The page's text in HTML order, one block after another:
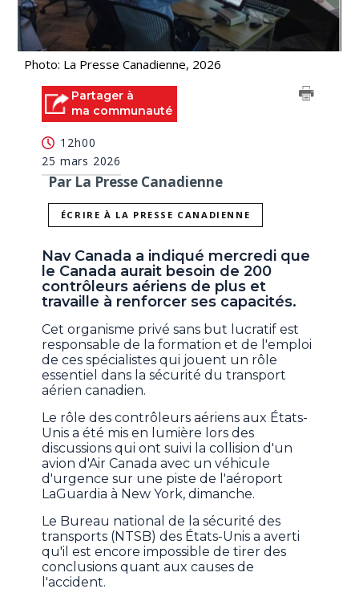
Photo: La Presse Canadienne, 2026
Partager à
ma communauté
12h00
25 mars 2026
Par La Presse Canadienne
ÉCRIRE À LA PRESSE CANADIENNE
Nav Canada a indiqué mercredi que
le Canada aurait besoin de 200
contrôleurs aériens de plus et
travaille à renforcer ses capacités.
Cet organisme privé sans but lucratif est
responsable de la formation et de l'emploi
de ces spécialistes qui jouent un rôle
essentiel dans la sécurité du transport
aérien canadien.
Le rôle des contrôleurs aériens aux États-
Unis a été mis en lumière lors des
discussions qui ont suivi la collision d'un
avion d'Air Canada avec un véhicule
d'urgence sur une piste de l'aéroport
LaGuardia à New York, dimanche.
Le Bureau national de la sécurité des
transports (NTSB) des États-Unis a averti
qu'il est encore impossible de tirer des
conclusions quant aux causes de
l'accident.